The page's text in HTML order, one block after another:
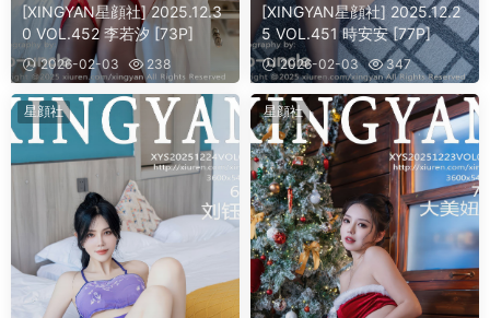
[XINGYAN星顔社] 2025.12.3
0 VOL.452 李若汐 [73P]
2026-02-03 238
[XINGYAN星顔社] 2025.12.2
5 VOL.451 時安安 [77P]
2026-02-03 347
星顔社 星顔社